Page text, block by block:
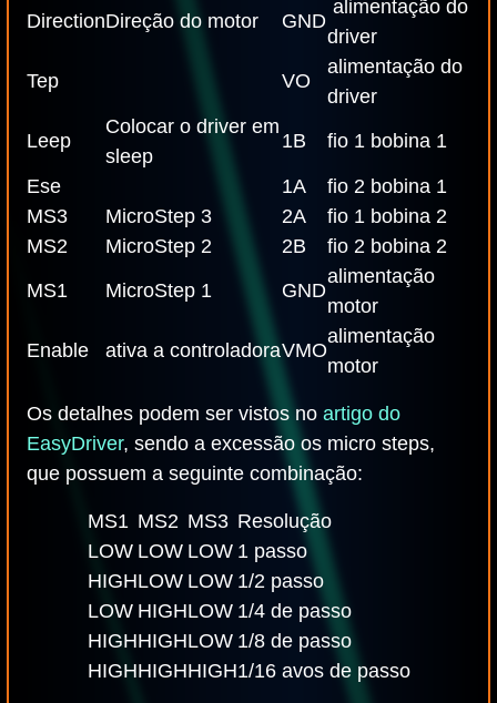
DirectionDireção do motor GND
alimentação do
driver
Tep
VO
alimentação do
driver
Leep
Colocar o driver em
sleep
1B fio 1 bobina 1
Ese 1A
fio 2 bobina 1
MS3
MicroStep 3 2A
fio 1 bobina 2
MS2
MicroStep 2 2B
fio 2 bobina 2
MS1
MicroStep 1 GND
alimentação
motor
Enable
ativa a controladoraVMO
alimentação
motor
Os detalhes podem ser vistos no artigo do
EasyDriver, sendo a excessão os micro steps,
que possuem a seguinte combinação:
MS1 MS2 MS3 Resolução
LOW LOW LOW 1 passo
HIGHLOW LOW 1/2 passo
LOW HIGHLOW 1/4 de passo
HIGHHIGHLOW 1/8 de passo
HIGHHIGHHIGH1/16 avos de passo